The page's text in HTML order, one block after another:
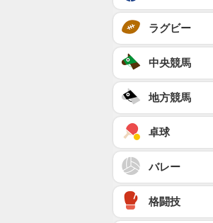
ラグビー
中央競馬
地方競馬
卓球
バレー
格闘技